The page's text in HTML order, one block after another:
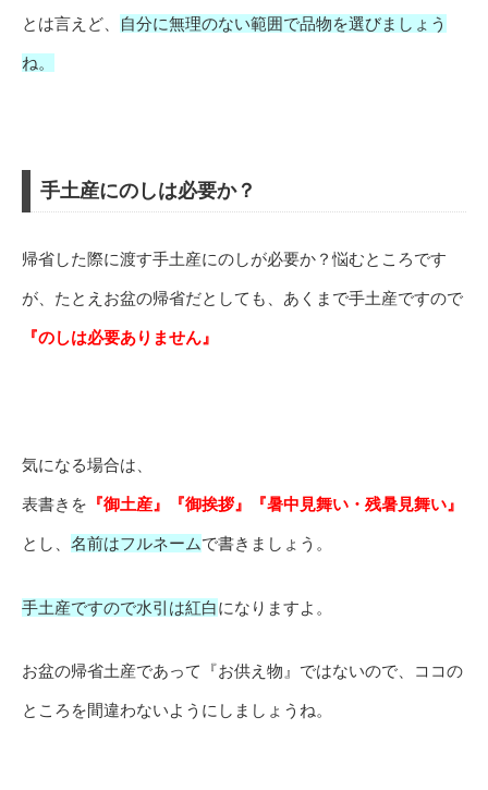
とは言えど、 自分に無理のない範囲で品物を選びましょう
ね。
手土産にのしは必要か？
帰省した際に渡す手土産にのしが必要か？悩むところです
が、たとえお盆の帰省だとしても、あくまで手土産ですので
『のしは必要ありません』
気になる場合は、
表書きを 『御土産』『御挨拶』『暑中見舞い・残暑見舞い』
とし、 名前はフルネームで書きましょう。
手土産ですので水引は紅白になりますよ。
お盆の帰省土産であって『お供え物』ではないので、ココの
ところを間違わないようにしましょうね。